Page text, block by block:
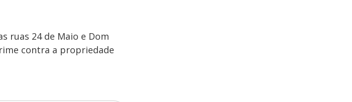
ruas 24 de Maio e Dom
contra a propriedade